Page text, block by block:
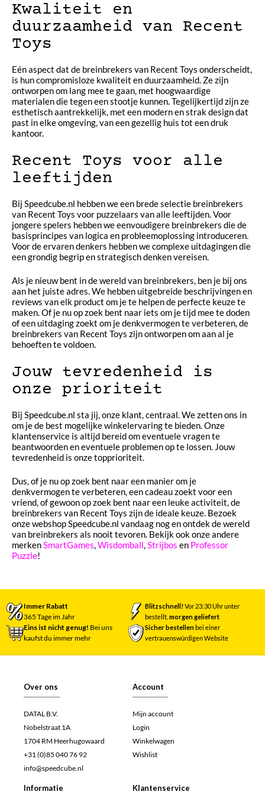
Kwaliteit en
duurzaamheid van Recent
Toys
Eén aspect dat de breinbrekers van Recent Toys onderscheidt,
is hun compromisloze kwaliteit en duurzaamheid. Ze zijn
ontworpen om lang mee te gaan, met hoogwaardige
materialen die tegen een stootje kunnen. Tegelijkertijd zijn ze
esthetisch aantrekkelijk, met een modern en strak design dat
past in elke omgeving, van een gezellig huis tot een druk
kantoor.
Recent Toys voor alle
leeftijden
Bij Speedcube.nl hebben we een brede selectie breinbrekers
van Recent Toys voor puzzelaars van alle leeftijden. Voor
jongere spelers hebben we eenvoudigere breinbrekers die de
basisprincipes van logica en probleemoplossing introduceren.
Voor de ervaren denkers hebben we complexe uitdagingen die
een grondig begrip en strategisch denken vereisen.
Als je nieuw bent in de wereld van breinbrekers, ben je bij ons
aan het juiste adres. We hebben uitgebreide beschrijvingen en
reviews van elk product om je te helpen de perfecte keuze te
maken. Of je nu op zoek bent naar iets om je tijd mee te doden
of een uitdaging zoekt om je denkvermogen te verbeteren, de
breinbrekers van Recent Toys zijn ontworpen om aan al je
behoeften te voldoen.
Jouw tevredenheid is
onze prioriteit
Bij Speedcube.nl sta jij, onze klant, centraal. We zetten ons in
om je de best mogelijke winkelervaring te bieden. Onze
klantenservice is altijd bereid om eventuele vragen te
beantwoorden en eventuele problemen op te lossen. Jouw
tevredenheid is onze topprioriteit.
Dus, of je nu op zoek bent naar een manier om je
denkvermogen te verbeteren, een cadeau zoekt voor een
vriend, of gewoon op zoek bent naar een leuke activiteit, de
breinbrekers van Recent Toys zijn de ideale keuze. Bezoek
onze webshop Speedcube.nl vandaag nog en ontdek de wereld
van breinbrekers als nooit tevoren. Bekijk ook onze andere
merkenSmartGames,Wisdomball,Strijbos en Professor
Puzzle!
Immer Rabatt
365 Tage im Jahr
Blitzschnell!Vor 23:30 Uhr unter
bestellt,morgen geliefert
Eins ist nicht genug! Bei uns
kaufst du immer mehr
Sicher bestellenbei einer
vertrauenswürdigen Website
Over ons
DATAL B.V.
Nobelstraat 1A
1704 RM Heerhugowaard
+31 (0)85 040 76 92
info@speedcube.nl
Account
Mijn account
Login
Winkelwagen
Wishlist
Informatie Klantenservice